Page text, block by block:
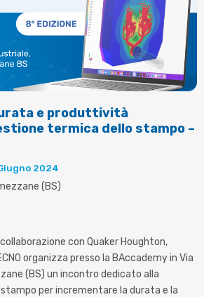
e produttività
termica dello stampo –
2024
(BS)
collaborazione con Quaker Houghton,
organizza presso la BAccademy in Via
(BS) un incontro dedicato alla
per incrementare la durata e la